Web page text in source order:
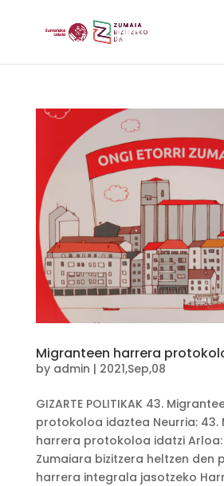
Migranteen harrera
by admin | 2021,Sep,08
GIZARTE POLITIKAK 43.
protokoloa idaztea Neurria: 43.
harrera protokoloa idatzi
Zumaiara bizitzera heltzen den
harrera integrala jasotzeko